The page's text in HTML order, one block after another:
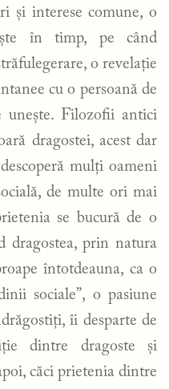
și interese comune, o
în timp, pe când
o revelație
cu o persoană de
unește. Filozofii antici
dragostei, acest dar
mulți oameni
de multe ori mai
se bucură de o
dragostea, prin natura
întotdeauna, ca o
sociale”, o pasiune
îi desparte de
dintre dragoste și
căci prietenia dintre